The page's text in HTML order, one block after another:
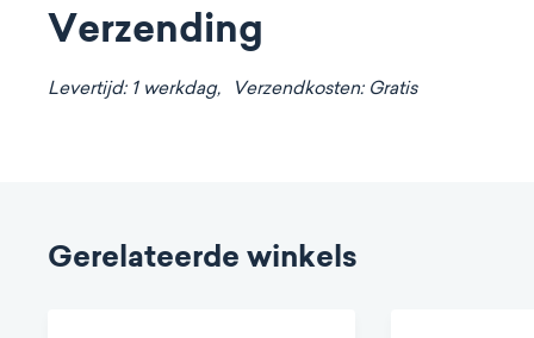
Verzending
Levertijd: 1 werkdag, Verzendkosten: Gratis
Gerelateerde winkels